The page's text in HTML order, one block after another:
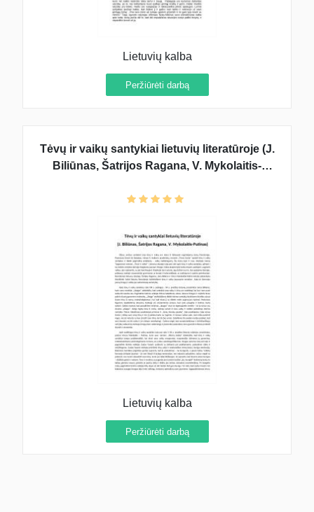
Lietuvių kalba
Peržiūrėti darbą
Tėvų ir vaikų santykiai lietuvių literatūroje (J.
Biliūnas, Šatrijos Ragana, V. Mykolaitis-
Lietuvių kalba
Peržiūrėti darbą